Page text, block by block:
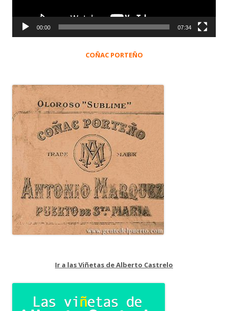
00:00 07:34
COÑAC PORTEÑO
Ir a las Viñetas de Alberto Castrelo